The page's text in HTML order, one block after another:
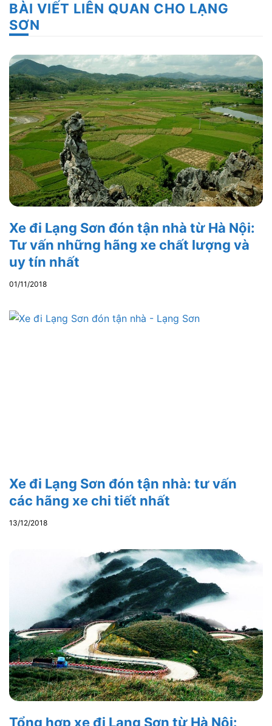
BÀI VIẾT LIÊN QUAN CHO LẠNG
SƠN
Xe đi Lạng Sơn đón tận nhà từ Hà Nội:
Tư vấn những hãng xe chất lượng và
uy tín nhất
01/11/2018
Xe đi Lạng Sơn đón tận nhà: tư vấn
các hãng xe chi tiết nhất
13/12/2018
Tổng hợp xe đi Lạng Sơn từ Hà Nội: